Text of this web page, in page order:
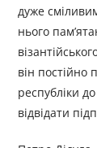
дуже
нього
він постійно
республіки
відвідати